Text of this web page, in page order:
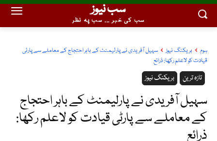
سب نیوز
سب کی خبر ... سب پہ نظر
ہوم بریکنگ نیوز
سہیل آفریدی نے پارلیمنٹ کے باہر احتجاج کے معاملے سے پارٹی
قیادت کو لاعلم رکھا: ذرائع
بریکنگ نیوز تازہ ترین
سہیل آفریدی نے پارلیمنٹ کے باہر احتجاج
کے معاملے سے پارٹی قیادت کو لاعلم رکھا:
ذرائع